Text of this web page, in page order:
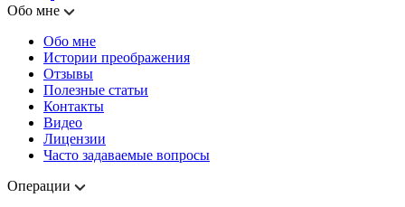
Обо мне
Обо мне
Истории преображения
Отзывы
Полезные статьи
Контакты
Видео
Лицензии
Часто задаваемые вопросы
Операции